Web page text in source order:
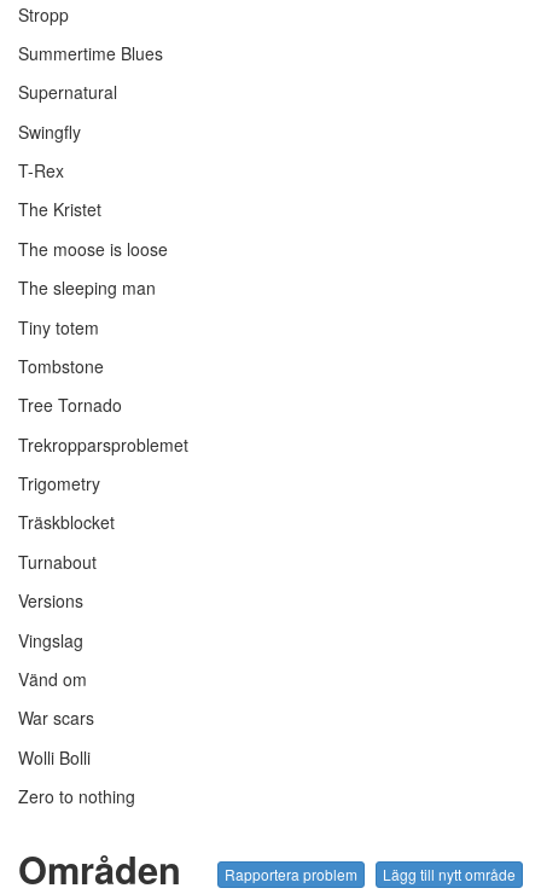
Stropp
Summertime Blues
Supernatural
Swingfly
T-Rex
The Kristet
The moose is loose
The sleeping man
Tiny totem
Tombstone
Tree Tornado
Trekropparsproblemet
Trigometry
Träskblocket
Turnabout
Versions
Vingslag
Vänd om
War scars
Wolli Bolli
Zero to nothing
Områden Lägg till nytt område
Rapportera problem